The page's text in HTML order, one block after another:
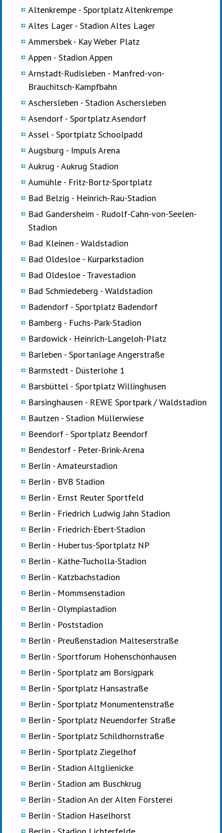
Altenkrempe - Sportplatz Altenkrempe
Altes Lager - Stadion Altes Lager
Ammersbek - Kay Weber Platz
Appen - Stadion Appen
Arnstadt-Rudisleben - Manfred-von-
Brauchitsch-Kampfbahn
Aschersleben - Stadion Aschersleben
Asendorf - Sportplatz Asendorf
Assel - Sportplatz Schoolpadd
Augsburg - Impuls Arena
Aukrug - Aukrug Stadion
Aumühle - Fritz-Bortz-Sportplatz
Bad Belzig - Heinrich-Rau-Stadion
Bad Gandersheim - Rudolf-Cahn-von-Seelen-
Stadion
Bad Kleinen - Waldstadion
Bad Oldesloe - Kurparkstadion
Bad Oldesloe - Travestadion
Bad Schmiedeberg - Waldstadion
Badendorf - Sportplatz Badendorf
Bamberg - Fuchs-Park-Stadion
Bardowick - Heinrich-Langeloh-Platz
Barleben - Sportanlage Angerstraße
Barmstedt - Düsterlohe 1
Barsbüttel - Sportplatz Willinghusen
Barsinghausen - REWE Sportpark / Waldstadion
Bautzen - Stadion Müllerwiese
Beendorf - Sportplatz Beendorf
Bendestorf - Peter-Brink-Arena
Berlin - Amateurstadion
Berlin - BVB Stadion
Berlin - Ernst Reuter Sportfeld
Berlin - Friedrich Ludwig Jahn Stadion
Berlin - Friedrich-Ebert-Stadion
Berlin - Hubertus-Sportplatz NP
Berlin - Käthe-Tucholla-Stadion
Berlin - Katzbachstadion
Berlin - Mommsenstadion
Berlin - Olympiastadion
Berlin - Poststadion
Berlin - Preußenstadion Malteserstraße
Berlin - Sportforum Hohenschönhausen
Berlin - Sportplatz am Borsigpark
Berlin - Sportplatz Hansastraße
Berlin - Sportplatz Monumentenstraße
Berlin - Sportplatz Neuendorfer Straße
Berlin - Sportplatz Schildhornstraße
Berlin - Sportplatz Ziegelhof
Berlin - Stadion Altglienicke
Berlin - Stadion am Buschkrug
Berlin - Stadion An der Alten Försterei
Berlin - Stadion Haselhorst